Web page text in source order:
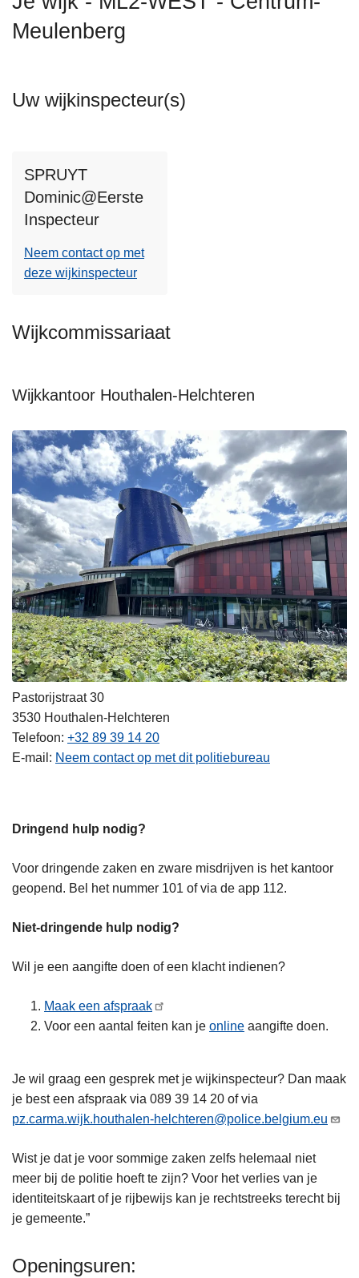
Meulenberg
Uw wijkinspecteur(s)
SPRUYT
Dominic@Eerste
Inspecteur
Neem contact op met
deze wijkinspecteur
Wijkcommissariaat
Wijkkantoor Houthalen-Helchteren
Pastorijstraat 30
3530 Houthalen-Helchteren
Telefoon +32 89 39 14 20
E-mail
Neem contact op met dit politiebureau
Dringend hulp nodig?
Voor dringende zaken en zware misdrijven is het kantoor
geopend. Bel het nummer 101 of via de app 112.
Niet-dringende hulp nodig?
Wil je een aangifte doen of een klacht indienen?
Maak een afspraak
Voor een aantal feiten kan je online aangifte doen.
Je wil graag een gesprek met je wijkinspecteur? Dan maak
je best een afspraak via 089 39 14 20 of via
pz.carma.wijk.houthalen-helchteren@police.belgium.eu
Wist je dat je voor sommige zaken zelfs helemaal niet
meer bij de politie hoeft te zijn? Voor het verlies van je
identiteitskaart of je rijbewijs kan je rechtstreeks terecht bij
je gemeente.”
Openingsuren